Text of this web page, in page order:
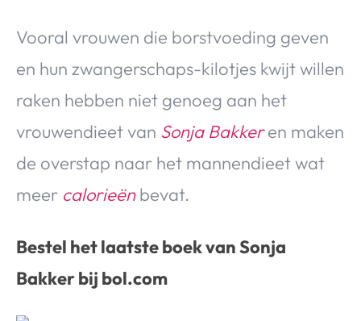
Vooral vrouwen die borstvoeding geven
en hun zwangerschaps-kilotjes kwijt willen
raken hebben niet genoeg aan het
vrouwendieet van Sonja Bakkeren maken
de overstap naar het mannendieet wat
meer calorieën bevat.
Bestel het laatste boek van Sonja
Bakker bij bol.com